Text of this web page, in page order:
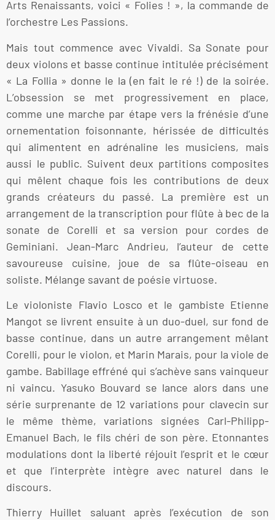
Arts Renaissants, voici « Folies ! », la commande de
l’orchestre Les Passions.
Mais tout commence avec Vivaldi. Sa Sonate pour
deux violons et basse continue intitulée précisément
« La Follia » donne le la (en fait le ré !) de la soirée.
L’obsession se met progressivement en place,
comme une marche par étape vers la frénésie d’une
ornementation foisonnante, hérissée de difficultés
qui alimentent en adrénaline les musiciens, mais
aussi le public. Suivent deux partitions composites
qui mêlent chaque fois les contributions de deux
grands créateurs du passé. La première est un
arrangement de la transcription pour flûte à bec de la
sonate de Corelli et sa version pour cordes de
Geminiani. Jean-Marc Andrieu, l’auteur de cette
savoureuse cuisine, joue de sa flûte-oiseau en
soliste. Mélange savant de poésie virtuose.
Le violoniste Flavio Losco et le gambiste Etienne
Mangot se livrent ensuite à un duo-duel, sur fond de
basse continue, dans un autre arrangement mêlant
Corelli, pour le violon, et Marin Marais, pour la viole de
gambe. Babillage effréné qui s’achève sans vainqueur
ni vaincu. Yasuko Bouvard se lance alors dans une
série surprenante de 12 variations pour clavecin sur
le même thème, variations signées Carl-Philipp-
Emanuel Bach, le fils chéri de son père. Etonnantes
modulations dont la liberté réjouit l’esprit et le cœur
et que l’interprète intègre avec naturel dans le
discours.
Thierry Huillet saluant après l’exécution de son